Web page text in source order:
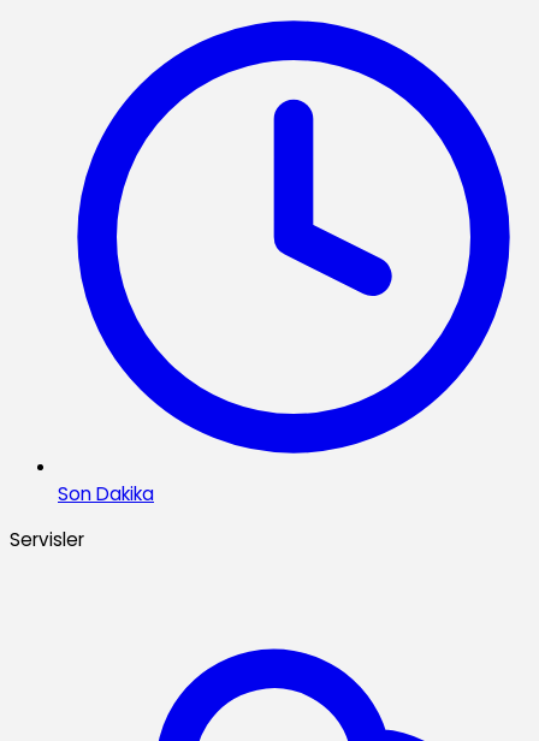
Son Dakika
Servisler